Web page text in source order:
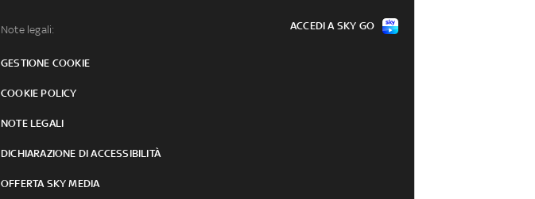
Note legali:
GESTIONE COOKIE
COOKIE POLICY
NOTE LEGALI
DICHIARAZIONE DI ACCESSIBILITÀ
OFFERTA SKY MEDIA
ACCEDI A SKY GO